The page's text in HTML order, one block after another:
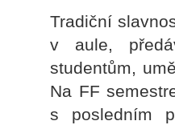
Tradiční
v aule,
studentům,
Na FF
s posledním